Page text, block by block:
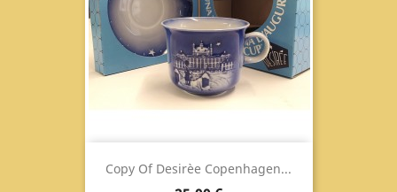
Copy Of Desirèe Copenhagen...